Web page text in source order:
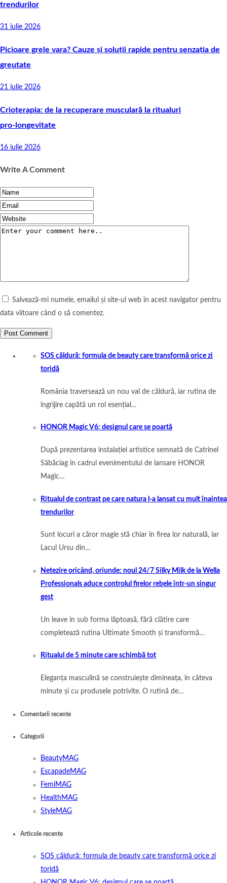
trendurilor
31 iulie 2026
Picioare grele vara? Cauze și soluții rapide pentru senzația de
greutate
21 iulie 2026
Crioterapia: de la recuperare musculară la ritualuri
pro‑longevitate
16 iulie 2026
Write A Comment
Salvează-mi numele, emailul și site-ul web în acest navigator pentru
data viitoare când o să comentez.
SOS căldură: formula de beauty care transformă orice zi
toridă
România traversează un nou val de căldură, iar rutina de
îngrijire capătă un rol esențial…
HONOR Magic V6: designul care se poartă
După prezentarea instalației artistice semnată de Catrinel
Săbăciag în cadrul evenimentului de lansare HONOR
Magic…
Ritualul de contrast pe care natura l-a lansat cu mult înaintea
trendurilor
Sunt locuri a căror magie stă chiar în firea lor naturală, iar
Lacul Ursu din…
Netezire oricând, oriunde: noul 24/7 Silky Milk de la Wella
Professionals aduce controlul firelor rebele într-un singur
gest
Un leave in sub forma lăptoasă, fără clătire care
completează rutina Ultimate Smooth și transformă…
Ritualul de 5 minute care schimbă tot
Eleganța masculină se construiește dimineața, în câteva
minute și cu produsele potrivite. O rutină de…
Comentarii recente
Categorii
BeautyMAG
EscapadeMAG
FemiMAG
HealthMAG
StyleMAG
Articole recente
SOS căldură: formula de beauty care transformă orice zi
toridă